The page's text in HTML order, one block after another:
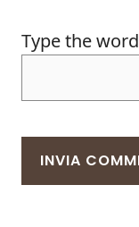
Type the word